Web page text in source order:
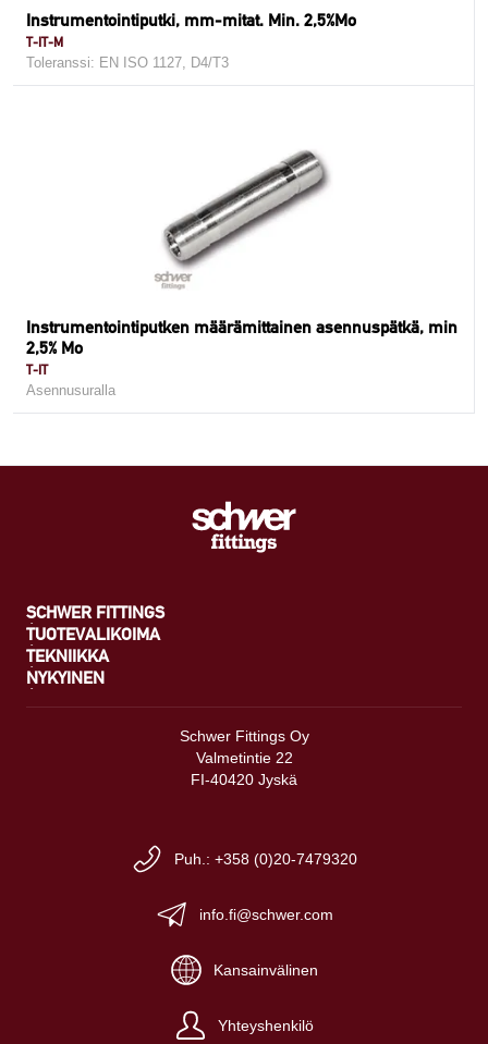
Instrumentointiputki, mm-mitat. Min. 2,5%Mo
T-IT-M
Toleranssi: EN ISO 1127, D4/T3
Instrumentointiputken määrämittainen asennuspätkä, min
2,5% Mo
T-IT
Asennusuralla
SCHWER FITTINGS
TUOTEVALIKOIMA
TEKNIIKKA
NYKYINEN
Schwer Fittings Oy
Valmetintie 22
FI-40420 Jyskä
Puh.: +358 (0)20-7479320
info.fi@schwer.com
Kansainvälinen
Yhteyshenkilö